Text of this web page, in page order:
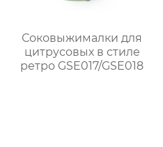
Соковыжималки для
цитрусовых в стиле
ретро GSE017/GSE018